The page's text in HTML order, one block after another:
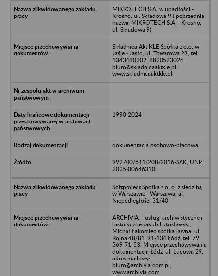
MIKROTECH S.A. w upadłości -
Krosno, ul. Składowa 9 ( poprzednia
nazwa: MIKROTECH S.A. - Krosno,
ul. Składowa 9)
Składnica Akt KLE Spółka z o.o. w
Jaśle - Jasło, ul. Towarowa 29; tel.
1343480202; 8820523024,
biuro@skladnicaaktkle.pl
www.skladnicaaktkle.pl
1990-2024
dokumentacja osobowo-płacowa
992700/611/208/2016-SAK; UNP:
2025-00646310
Softproject Spółka z o. o. z siedzibą
w Warszawie - Warszawa, al.
Niepodległości 31/40
ARCHIVIA – usługi archiwistyczne i
historyczne Jakub Lutosławski,
Michał Łakomiec spółka jawna, ul.
Rojna 48/81, 91-134 Łódź, tel. 79
369-71-53. Miejsce przechowywania
dokumentacji: Łódź, ul. Ludowa 29,
adres mailowy:
biuro@archivia.com.pl,
www.archivia.com